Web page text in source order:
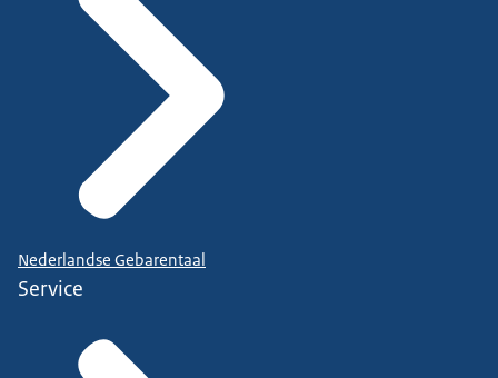
Nederlandse Gebarentaal
Service